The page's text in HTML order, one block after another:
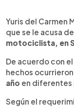
►
Yuris del Carmen
que se le acusa de
motociclista, en
De acuerdo con
hechos ocurrieron
año en diferentes
Según el